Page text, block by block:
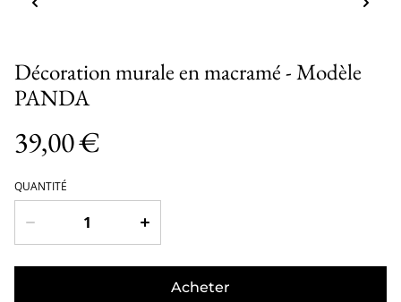
Décoration murale en macramé - Modèle
PANDA
39,00 €
QUANTITÉ
Acheter